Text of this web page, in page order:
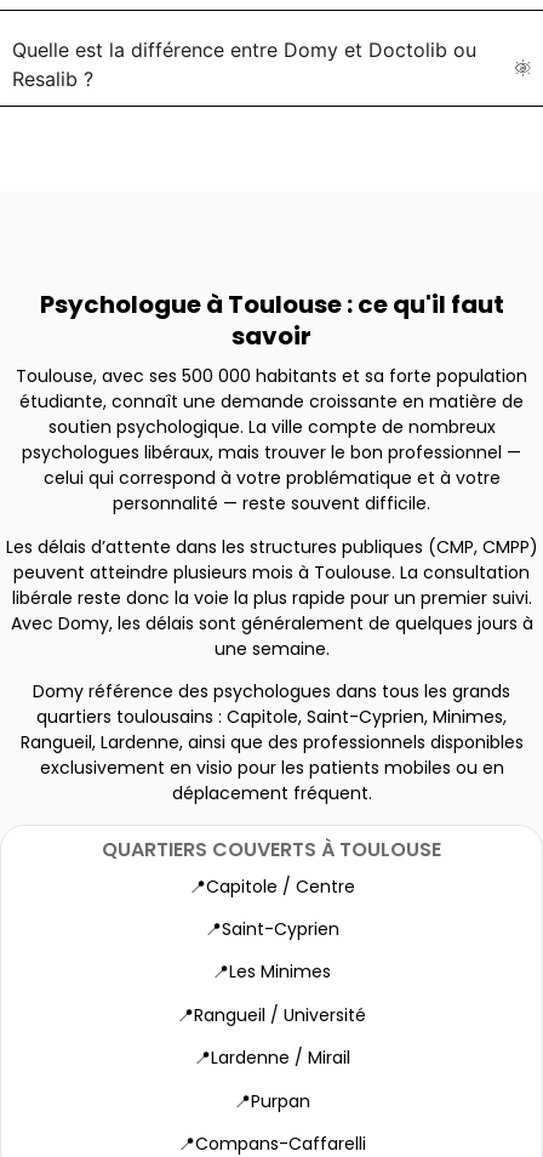
Quelle est la différence entre Domy et Doctolib ou
Resalib ?
Psychologue à Toulouse : ce qu'il faut
savoir
Toulouse, avec ses 500 000 habitants et sa forte population
étudiante, connaît une demande croissante en matière de
soutien psychologique. La ville compte de nombreux
psychologues libéraux, mais trouver le bon professionnel —
celui qui correspond à votre problématique et à votre
personnalité — reste souvent difficile.
Les délais d’attente dans les structures publiques (CMP, CMPP)
peuvent atteindre plusieurs mois à Toulouse. La consultation
libérale reste donc la voie la plus rapide pour un premier suivi.
Avec Domy, les délais sont généralement de quelques jours à
une semaine.
Domy référence des psychologues dans tous les grands
quartiers toulousains : Capitole, Saint-Cyprien, Minimes,
Rangueil, Lardenne, ainsi que des professionnels disponibles
exclusivement en visio pour les patients mobiles ou en
déplacement fréquent.
QUARTIERS COUVERTS À TOULOUSE
📍Capitole / Centre
📍Saint-Cyprien
📍Les Minimes
📍Rangueil / Université
📍Lardenne / Mirail
📍Purpan
📍Compans-Caffarelli